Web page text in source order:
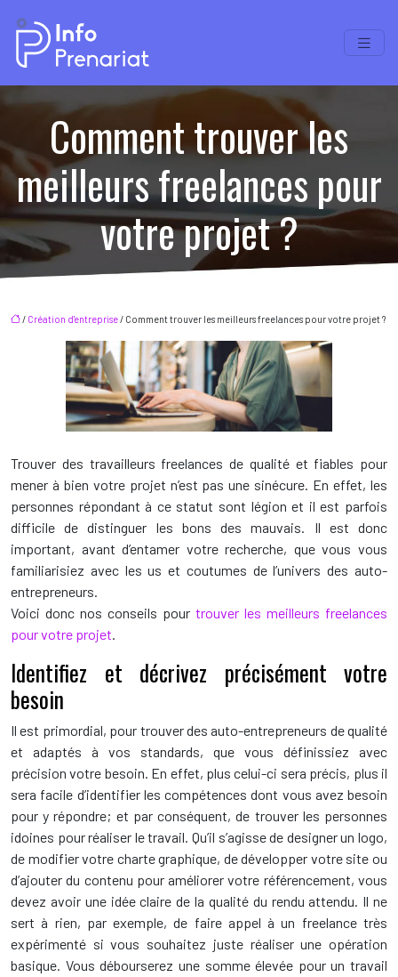
Comment trouver les
meilleurs freelances pour
votre projet ?
/ Création d'entreprise/ Comment trouver les meilleurs freelances pour votre projet ?
Trouver des travailleurs freelances de qualité et fiables pour
mener à bien votre projet n’est pas une sinécure. En effet, les
personnes répondant à ce statut sont légion et il est parfois
difficile de distinguer les bons des mauvais. Il est donc
important, avant d’entamer votre recherche, que vous vous
familiarisiez avec les us et coutumes de l’univers des auto-
entrepreneurs.
Voici donc nos conseils pour trouver les meilleurs freelances
pour votre projet.
Identifiez et décrivez précisément votre
besoin
Il est primordial, pour trouver des auto-entrepreneurs de qualité
et adaptés à vos standards, que vous définissiez avec
précision votre besoin. En effet, plus celui-ci sera précis, plus il
sera facile d’identifier les compétences dont vous avez besoin
pour y répondre; et par conséquent, de trouver les personnes
idoines pour réaliser le travail. Qu’il s’agisse de designer un logo,
de modifier votre charte graphique, de développer votre site ou
d’ajouter du contenu pour améliorer votre référencement, vous
devez avoir une idée claire de la qualité du rendu attendu. Il ne
sert à rien, par exemple, de faire appel à un freelance très
expérimenté si vous souhaitez juste réaliser une opération
basique. Vous débourserez une somme élevée pour un travail